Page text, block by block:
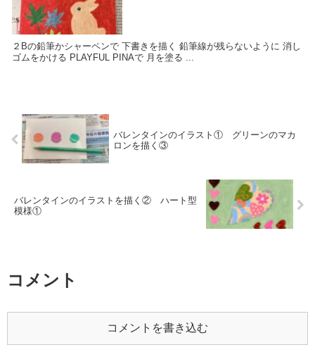
２Bの鉛筆かシャーペンで 下書きを描く 鉛筆線が残らないように 消し
ゴムをかける PLAYFUL PINAで 月を塗る ...
バレンタインのイラスト① グリーンのマカ
ロンを描く③
バレンタインのイラストを描く② ハート型
模様①
コメント
コメントを書き込む